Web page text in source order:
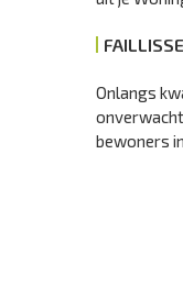
Onlangs
bewoners